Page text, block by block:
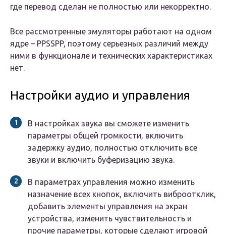
где перевод сделан не полностью или некорректно.
Все рассмотренные эмуляторы работают на одном
ядре – PPSSPP, поэтому серьезных различий между
ними в функционале и технических характеристиках
нет.
Настройки аудио и управления
В настройках звука вы сможете изменить
параметры общей громкости, включить
задержку аудио, полностью отключить все
звуки и включить буферизацию звука.
В параметрах управления можно изменить
назначение всех кнопок, включить виброотклик,
добавить элементы управления на экран
устройства, изменить чувствительность и
прочие параметры, которые сделают игровой